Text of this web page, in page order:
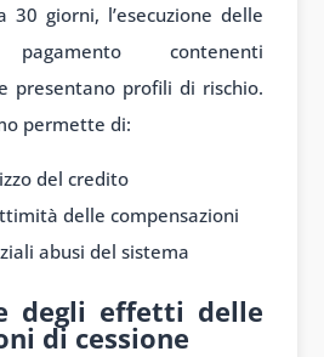
30 giorni, l’esecuzione delle
contenenti
presentano profili di rischio.
permette di:
del credito
delle compensazioni
abusi del sistema
degli effetti delle
di cessione